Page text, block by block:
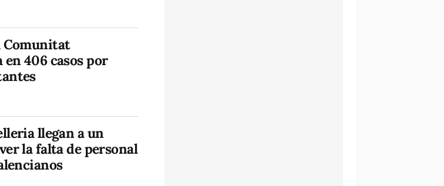
Comunitat
en 406 casos por
llegan a un
la falta de personal